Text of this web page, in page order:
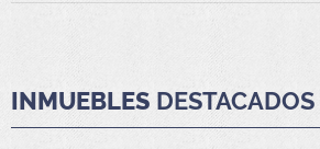
INMUEBLES DESTACADOS